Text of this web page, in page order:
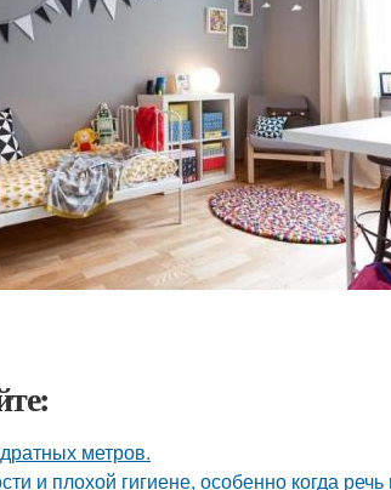
метров.
и плохой гигиене, особенно когда